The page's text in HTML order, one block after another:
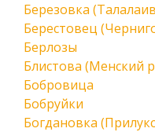
Березовка
Берестовец
Берлозы
Блистова (Менский
Бобровица
Бобруйки
Богдановка